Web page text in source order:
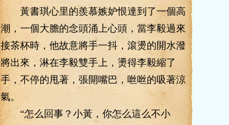
黃書琪心里的羨慕嫉妒恨達到了一個高
潮，一個大膽的念頭涌上心頭，當李毅過來
接茶杯時，他故意將手一抖，滾燙的開水潑
將出來，淋在李毅雙手上，燙得李毅縮了
手，不停的甩著，張開嘴巴，咝咝的吸著涼
氣。
“怎么回事？小黃，你怎么這么不小